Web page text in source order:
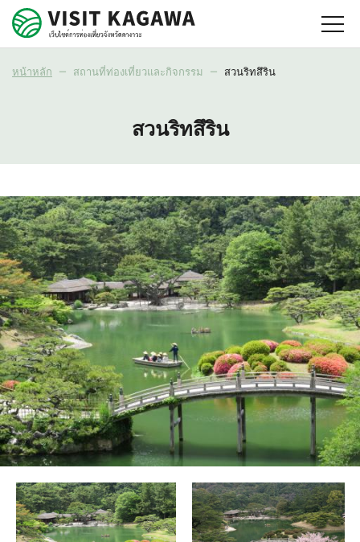
หน้าหลัก สถานที่ท่องเที่ยวและกิจกรรม สวนริทสึริน
สวนริทสึริน